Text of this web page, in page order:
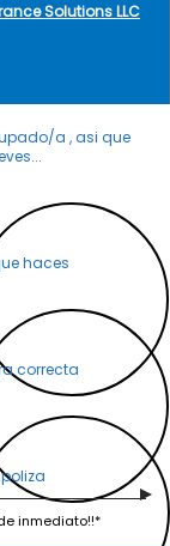
Solutions LLC
a , asi que
haces
correcta
inmediato!!*